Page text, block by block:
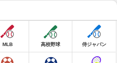
MLB 高校野球 侍ジャパン